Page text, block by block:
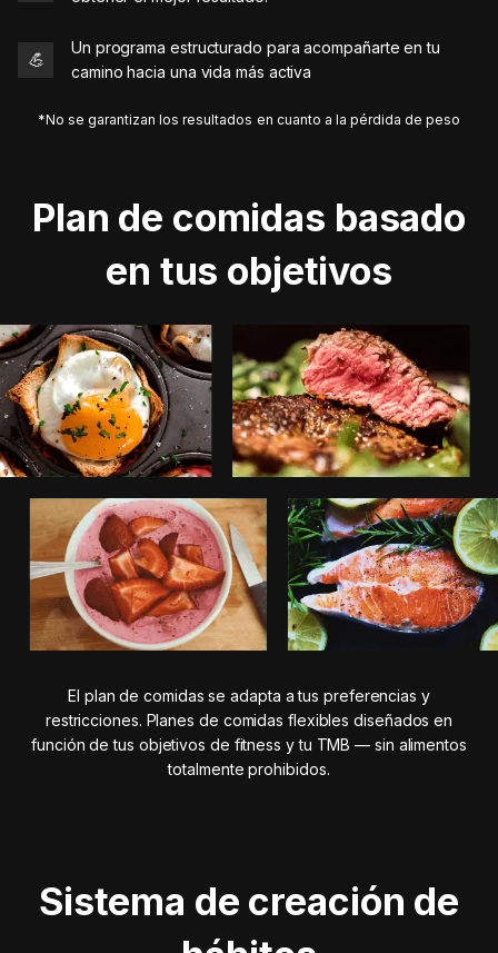
💪
Un programa estructurado para acompañarte en tu
camino hacia una vida más activa
*No se garantizan los resultados en cuanto a la pérdida de peso
Plan de comidas basado
en tus objetivos
El plan de comidas se adapta a tus preferencias y
restricciones. Planes de comidas flexibles diseñados en
función de tus objetivos de fitness y tu TMB — sin alimentos
totalmente prohibidos.
Sistema de creación de